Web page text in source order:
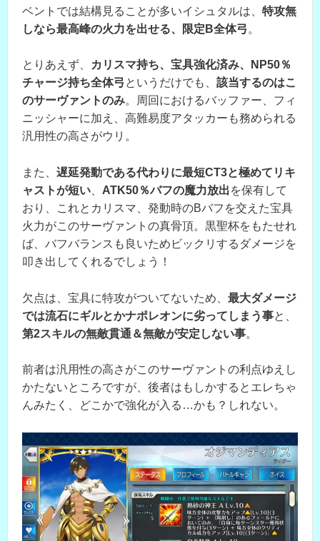
ベントでは結構見ることが多いイシュタルは、 特攻無
しなら最高峰の火力を出せる、限定B全体弓 。
とりあえず、
カリスマ持ち、宝具強化済み、NP50％
チャージ持ち全体弓 というだけでも、 該当するのはこ
のサーヴァントのみ。周回におけるバッファー、フィ
ニッシャーに加え、高難易度アタッカーも務められる
汎用性の高さがウリ。
また、 遅延発動である代わりに最短CT3と極めてリキ
ャストが短い
ATK50％バフの魔力放出を保有して
おり、これとカリスマ、発動時のBバフを交えた宝具
火力がこのサーヴァントの真骨頂。黒聖杯をもたせれ
ば、バフバランスも良いためビックリするダメージを
叩き出してくれるでしょう！
欠点は、宝具に特攻がついてないため、 最大ダメージ
では流石にギルとかナポレオンに劣ってしまう事と、
第2スキルの無敵貫通＆無敵が安定しない事。
前者は汎用性の高さがこのサーヴァントの利点ゆえし
かたないところですが、後者はもしかするとエレちゃ
んみたく、どこかで強化が入る…かも？しれない。